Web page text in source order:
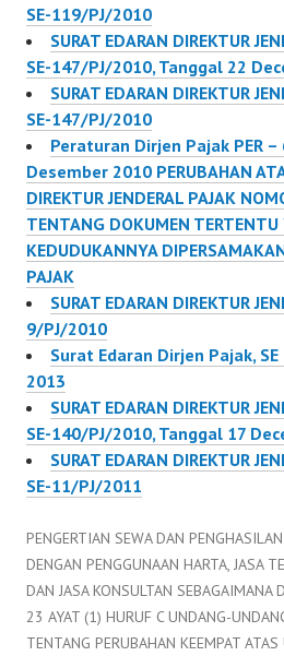
SE-119/PJ/2010
SURAT EDARAN DIREKTUR
SE-147/PJ/2010, Tanggal 22
SURAT EDARAN DIREKTUR
SE-147/PJ/2010
Peraturan Dirjen Pajak PER
Desember 2010 PERUBAHAN
DIREKTUR JENDERAL PAJAK
TENTANG DOKUMEN TERTENTU
KEDUDUKANNYA
PAJAK
SURAT EDARAN DIREKTUR
9/PJ/2010
Surat Edaran Dirjen Pajak,
2013
SURAT EDARAN DIREKTUR
SE-140/PJ/2010, Tanggal 17
SURAT EDARAN DIREKTUR
SE-11/PJ/2011
PENGERTIAN SEWA DAN
DENGAN PENGGUNAAN HARTA, JASA
DAN JASA KONSULTAN SEBAGAIMANA
23 AYAT (1) HURUF C UNDANG-
TENTANG PERUBAHAN KEEMPAT